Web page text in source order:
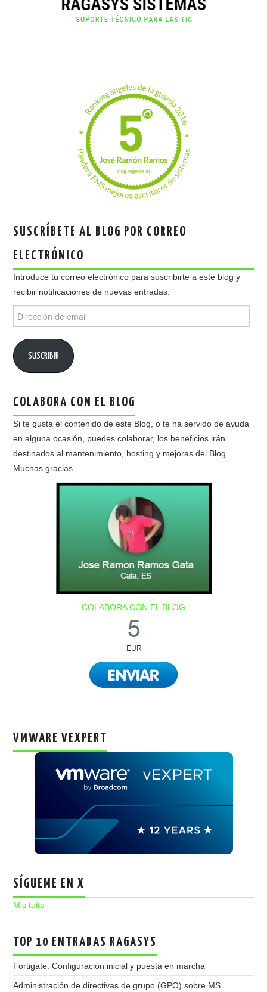
SUSCRÍBETE AL BLOG POR CORREO
ELECTRÓNICO
Introduce tu correo electrónico para suscribirte a este blog y
recibir notificaciones de nuevas entradas.
de
SUSCRIBIR
COLABORA CON EL BLOG
Si te gusta el contenido de este Blog, o te ha servido de ayuda
en alguna ocasión, puedes colaborar, los beneficios irán
destinados al mantenimiento, hosting y mejoras del Blog.
Muchas gracias.
COLABORA CON EL BLOG
VMWARE VEXPERT
SÍGUEME EN X
Mis tuits
TOP 10 ENTRADAS RAGASYS
Fortigate: Configuración inicial y puesta en marcha
Administración de directivas de grupo (GPO) sobre MS